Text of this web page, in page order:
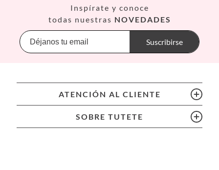
Banwood
BIBS
Inspírate y conoce
todas nuestras NOVEDADES
Suscribirse
ATENCIÓN AL CLIENTE
SOBRE TUTETE